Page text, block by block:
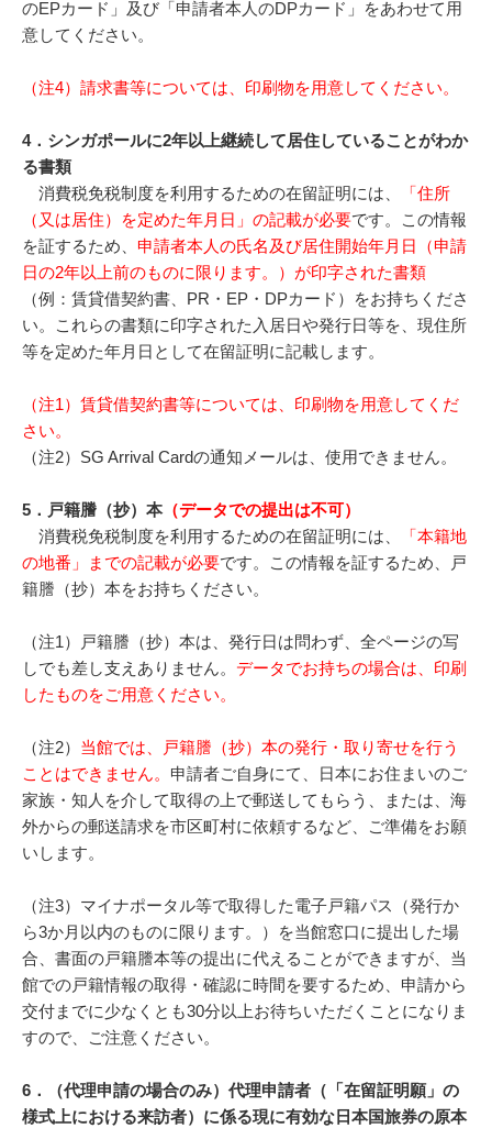
のEPカード」及び「申請者本人のDPカード」をあわせて用
意してください。
（注4）請求書等については、印刷物を用意してください。
4．シンガポールに2年以上継続して居住していることがわか
る書類
消費税免税制度を利用するための在留証明には、
「住所
（又は居住）を定めた年月日」の記載が必要です。この情報
を証するため、 申請者本人の氏名及び居住開始年月日（申請
日の2年以上前のものに限ります。）が印字された書類
（例：賃貸借契約書、PR・EP・DPカード）をお持ちくださ
い。これらの書類に印字された入居日や発行日等を、現住所
等を定めた年月日として在留証明に記載します。
（注1）賃貸借契約書等については、印刷物を用意してくだ
さい。
（注2）SG Arrival Cardの通知メールは、使用できません。
5．戸籍謄（抄）本（データでの提出は不可）
消費税免税制度を利用するための在留証明には、
「本籍地
の地番」までの記載が必要です。この情報を証するため、戸
籍謄（抄）本をお持ちください。
（注1）戸籍謄（抄）本は、発行日は問わず、全ページの写
しでも差し支えありません。 データでお持ちの場合は、印刷
したものをご用意ください。
（注2） 当館では、戸籍謄（抄）本の発行・取り寄せを行う
ことはできません。 申請者ご自身にて、日本にお住まいのご
家族・知人を介して取得の上で郵送してもらう、または、海
外からの郵送請求を市区町村に依頼するなど、ご準備をお願
いします。
（注3）マイナポータル等で取得した電子戸籍パス（発行か
ら3か月以内のものに限ります。）を当館窓口に提出した場
合、書面の戸籍謄本等の提出に代えることができますが、当
館での戸籍情報の取得・確認に時間を要するため、申請から
交付までに少なくとも30分以上お待ちいただくことになりま
すので、ご注意ください。
6．（代理申請の場合のみ）代理申請者（「在留証明願」の
様式上における来訪者）に係る現に有効な日本国旅券の原本